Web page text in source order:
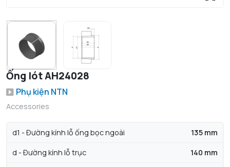
Ống lót AH24028
Phụ kiện NTN
Accessories
d1 - Đường kính lỗ ống bọc ngoài 135 mm
d - Đường kính lỗ trục 140 mm